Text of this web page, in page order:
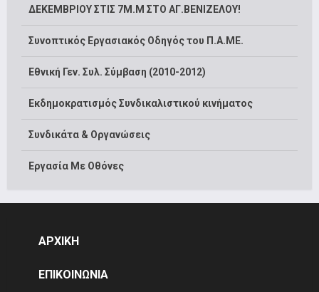
ΔΕΚΕΜΒΡΙΟΥ ΣΤΙΣ 7Μ.Μ ΣΤΟ ΑΓ.ΒΕΝΙΖΕΛΟΥ!
Συνοπτικός Εργασιακός Οδηγός του Π.Α.ΜΕ.
Εθνική Γεν. Συλ. Σύμβαση (2010-2012)
Εκδημοκρατισμός Συνδικαλιστικού κινήματος
Συνδικάτα & Οργανώσεις
Εργασία Με Οθόνες
ΑΡΧΙΚΗ
ΕΠΙΚΟΙΝΩΝΙΑ